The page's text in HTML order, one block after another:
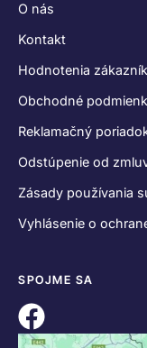
O nás
Kontakt
Hodnotenia
Obchodné
Reklamačný
Odstúpenie od
Zásady používania
Vyhlásenie o
SPOJME SA